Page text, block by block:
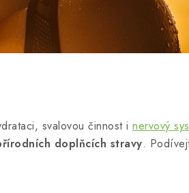
svalovou činnost i nervový
doplňcích stravy.